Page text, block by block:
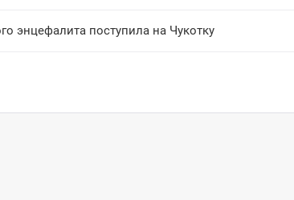
энцефалита поступила на Чукотку